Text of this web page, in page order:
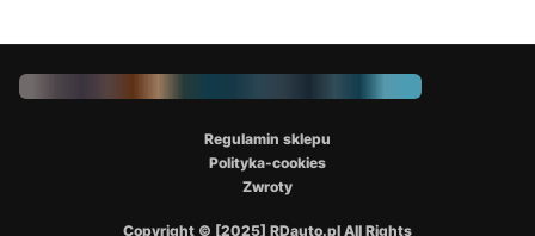
Copyright © [2025] RDauto.pl All Rights
Regulamin sklepu
Polityka-cookies
Zwroty